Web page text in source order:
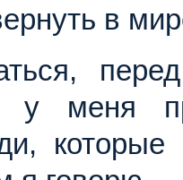
в
у меня
которые